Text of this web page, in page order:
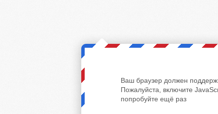
Ваш браузер должен
Пожалуйста, включите
попробуйте ещё раз